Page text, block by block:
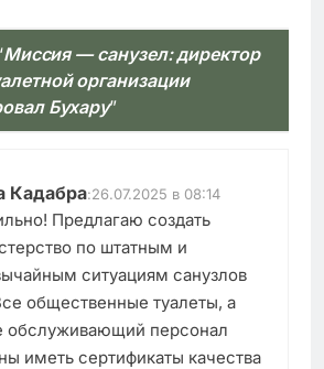
Миссия — санузел: директор
организации
Бухару”
Кадабра:26.07.2025 в 08:14
Предлагаю создать
по штатным и
ситуациям санузлов
общественные туалеты, а
обслуживающий персонал
иметь сертификаты качества